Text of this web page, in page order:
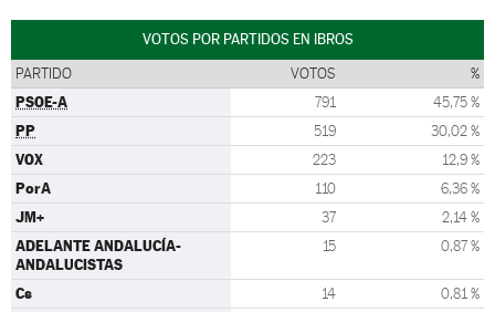
VOTOS POR PARTIDOS EN IBROS
PARTIDO VOTOS %
PSOE-A 791 45,75 %
PP 519 30,02 %
VOX 223 12,9 %
PorA 110 6,36 %
JM+ 37 2,14 %
ADELANTE ANDALUCÍA-
ANDALUCISTAS
15 0,87 %
Cs 14 0,81 %